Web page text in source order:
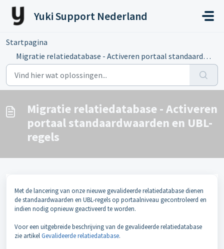
Doorgaan naar hoofdinhoud
Yuki Support Nederland
Startpagina
Migratie relatiedatabase - Activeren portaal standaardwaa...
Migratie relatiedatabase - Activeren
portaal standaardwaarden en UBL-
regels
Met de lancering van onze nieuwe gevalideerde relatiedatabase dienen
de standaardwaarden en UBL-regels op portaalniveau gecontroleerd en
indien nodig opnieuw geactiveerd te worden.
Voor een uitgebreide beschrijving van de gevalideerde relatiedatabase
zie artikelGevalideerde relatiedatabase.